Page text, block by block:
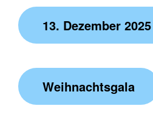
13. Dezember 2025
Weihnachtsgala